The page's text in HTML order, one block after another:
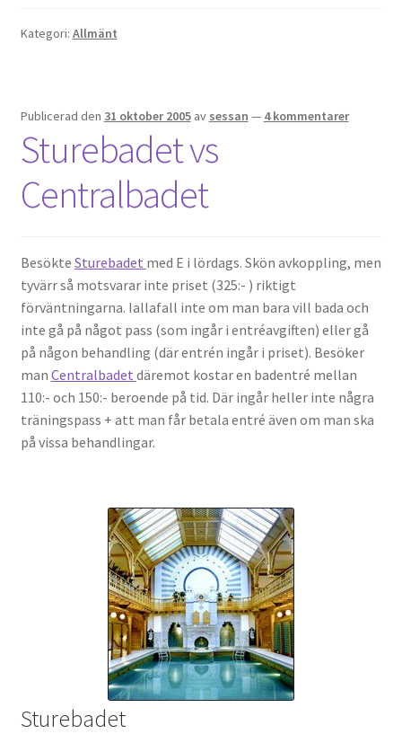
Kategori: Allmänt
Publicerad den 31 oktober 2005 av sessan — 4 kommentarer
Sturebadet vs
Centralbadet
Besökte Sturebadet med E i lördags. Skön avkoppling, men
tyvärr så motsvarar inte priset (325:- ) riktigt
förväntningarna. Iallafall inte om man bara vill bada och
inte gå på något pass (som ingår i entréavgiften) eller gå
på någon behandling (där entrén ingår i priset). Besöker
man Centralbadet däremot kostar en badentré mellan
110:- och 150:- beroende på tid. Där ingår heller inte några
träningspass + att man får betala entré även om man ska
på vissa behandlingar.
Sturebadet